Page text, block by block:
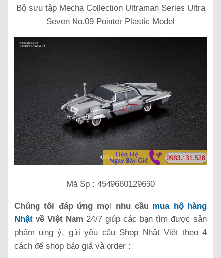
Bộ sưu tập Mecha Collection Ultraman Series Ultra
Seven No.09 Pointer Plastic Model
Mã Sp : 4549660129660
Chúng tôi đáp ứng mọi nhu cầu mua hộ hàng
Nhật về Việt Nam 24/7 giúp các bạn tìm được sản
phẩm ưng ý, gửi yêu cầu Shop Nhật Việt theo 4
cách để shop báo giá và order :